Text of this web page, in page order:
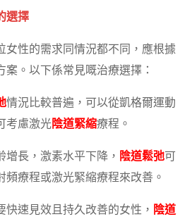
選擇
女性的需求同情況都不同，應根據
案。以下係常見嘅治療選擇：
情況比較普遍，可以從凱格爾運動
考慮激光陰道緊縮療程。
增長，激素水平下降， 陰道鬆弛可
頻療程或激光緊縮療程來改善。
快速見效且持久改善的女性， 陰道